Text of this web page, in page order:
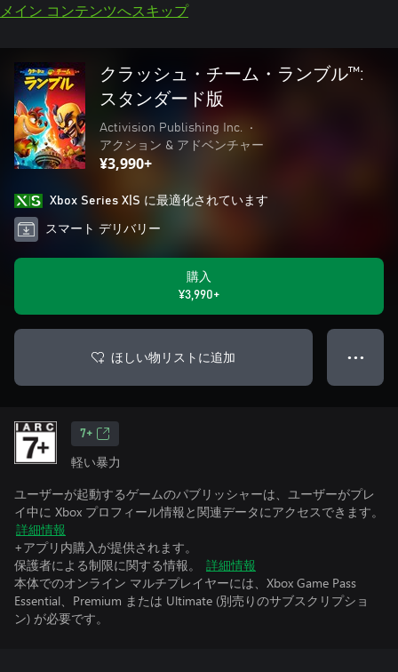
メイン コンテンツへスキップ
クラッシュ・チーム・ランブル™:
スタンダード版
Activision Publishing Inc.
•
アクション & アドベンチャー
¥3,990+
Xbox Series X|S に最適化されています
スマート デリバリー
購入
¥3,990+
ほしい物リストに追加 ● ● ●
7+
軽い暴力
ユーザーが起動するゲームのパブリッシャーは、ユーザーがプレ
イ中に Xbox プロフィール情報と関連データにアクセスできます。
詳細情報
+アプリ内購入が提供されます。
保護者による制限に関する情報。
詳細情報
本体でのオンライン マルチプレイヤーには、Xbox Game Pass
Essential、Premium または Ultimate (別売りのサブスクリプショ
ン) が必要です。